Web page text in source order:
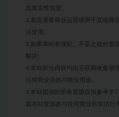
其真实性负责。
2.若您需要商业运营或用于其他商
法使用。
3.如果本站有侵犯、不妥之处的资
解决!
4.本站部分内容均由互联网收集整
任何商业目的与商业用途。
5.本站提供的所有资源仅供参考学
载本站资源参与任何商业和非法行